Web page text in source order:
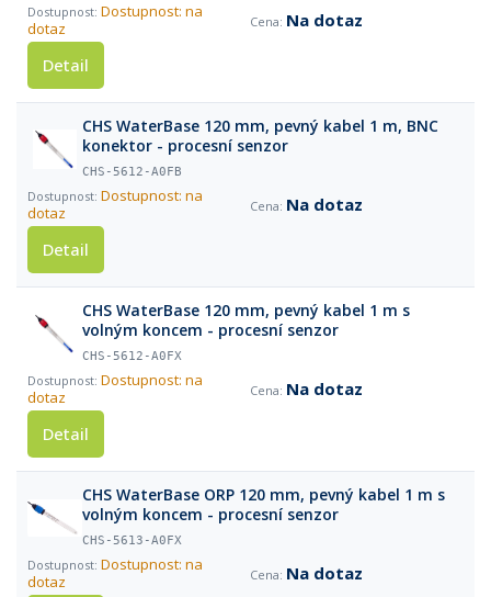
Dostupnost: na
dotaz
Na dotaz
Detail
CHS WaterBase 120 mm, pevný kabel 1 m, BNC
konektor - procesní senzor
CHS-5612-A0FB
Dostupnost: na
dotaz
Na dotaz
Detail
CHS WaterBase 120 mm, pevný kabel 1 m s
volným koncem - procesní senzor
CHS-5612-A0FX
Dostupnost: na
dotaz
Na dotaz
Detail
CHS WaterBase ORP 120 mm, pevný kabel 1 m s
volným koncem - procesní senzor
CHS-5613-A0FX
Dostupnost: na
dotaz
Na dotaz